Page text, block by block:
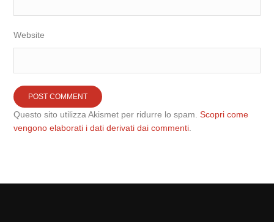
Website
Questo sito utilizza Akismet per ridurre lo spam.Scopri come
vengono elaborati i dati derivati dai commenti